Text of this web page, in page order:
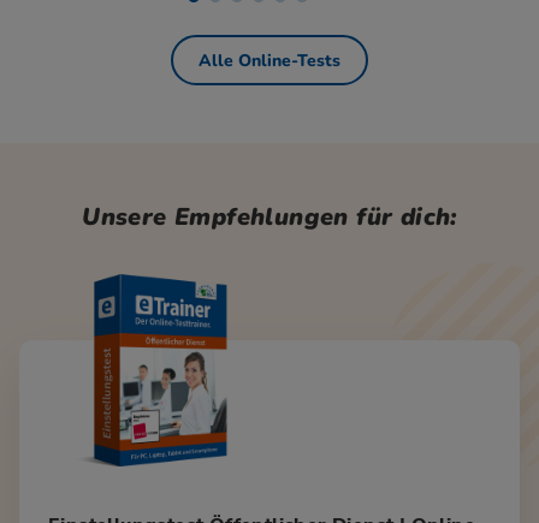
Alle Online-Tests
Unsere Empfehlungen für dich: